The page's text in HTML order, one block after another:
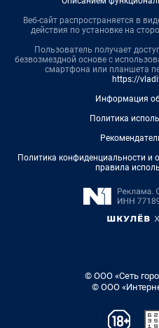
Веб-сайт распространяется в
действия по установке на
Пользователь получает
безвозмездной основе с
смартфона или планшета
https://
Информация
Политика
Политика конфиденциальности и
правила
© ООО «Сеть
© ООО